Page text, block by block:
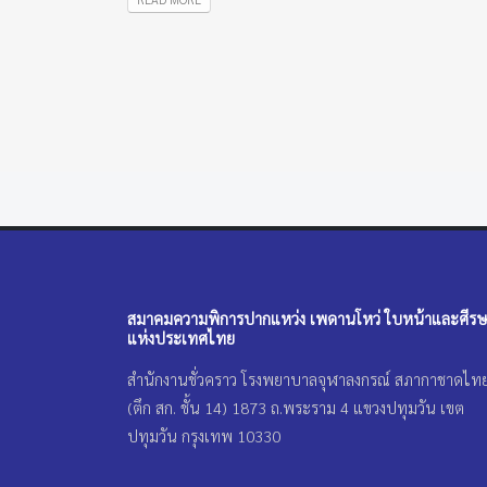
สมาคมความพิการปากแหว่ง เพดานโหว่ ใบหน้าและศีร
แห่งประเทศไทย
สำนักงานชั่วคราว โรงพยาบาลจุฬาลงกรณ์ สภากาชาดไท
(ตึก สก. ชั้น 14) 1873 ถ.พระราม 4 แขวงปทุมวัน เขต
ปทุมวัน กรุงเทพ 10330